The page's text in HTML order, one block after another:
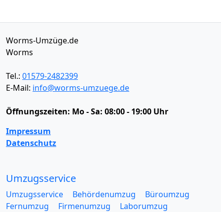
Worms-Umzüge.de
Worms
Tel.: 01579-2482399
E-Mail: info@worms-umzuege.de
Öffnungszeiten: Mo - Sa: 08:00 - 19:00 Uhr
Impressum
Datenschutz
Umzugsservice
Umzugsservice Behördenumzug
Büroumzug
Fernumzug
Firmenumzug
Laborumzug